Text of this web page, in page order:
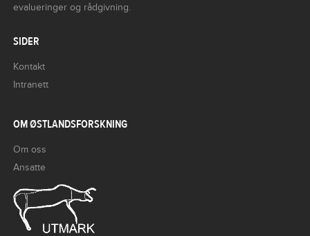
evalueringer og rådgivning.
SIDER
Kontakt
Intranett
OM ØSTLANDSFORSKNING
Om oss
Ansatte